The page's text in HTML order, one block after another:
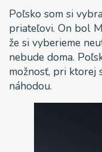
Poľsko som si
priateľovi. On bol
že si vyberieme
nebude doma.
možnosť, pri ktorej
náhodou.